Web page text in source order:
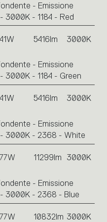
- Emissione
3000K - 1184 - Red
5416lm 3000K
- Emissione
3000K - 1184 - Green
5416lm 3000K
- Emissione
3000K - 2368 - White
77W 11299lm 3000K
- Emissione
3000K - 2368 - Blue
77W 10832lm 3000K